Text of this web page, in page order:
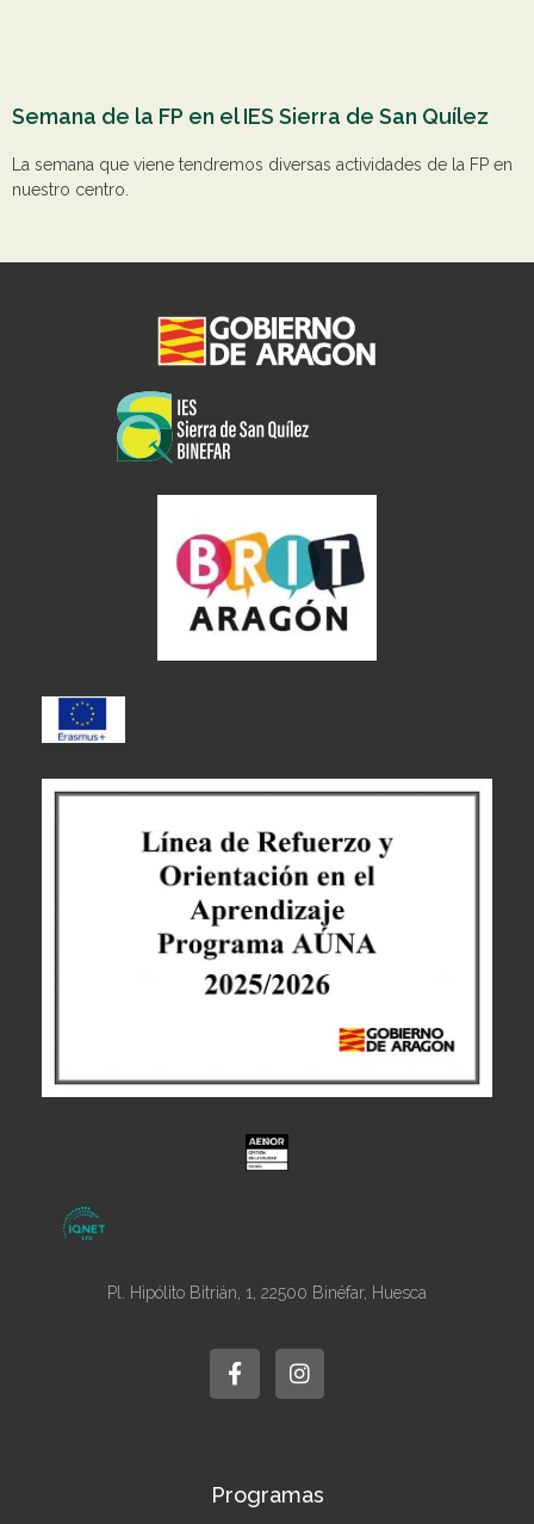
Semana de la FP en el IES Sierra de San Quílez
La semana que viene tendremos diversas actividades de la FP en
nuestro centro.
Pl. Hipólito Bitrián, 1, 22500 Binéfar, Huesca
a
c
e
k
n
s
t
a
Programas